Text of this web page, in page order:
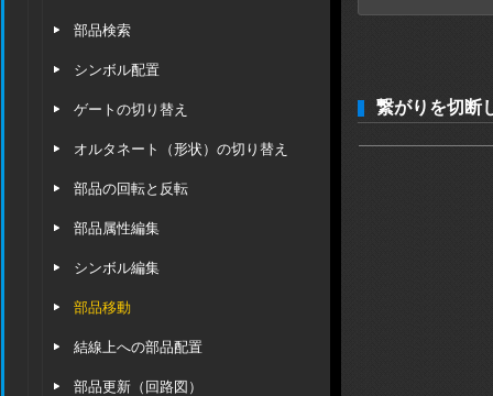
部品検索
シンボル配置
ゲートの切り替え
オルタネート（形状）の切り替え
部品の回転と反転
部品属性編集
シンボル編集
部品移動
結線上への部品配置
部品更新（回路図）
繋がりを切断